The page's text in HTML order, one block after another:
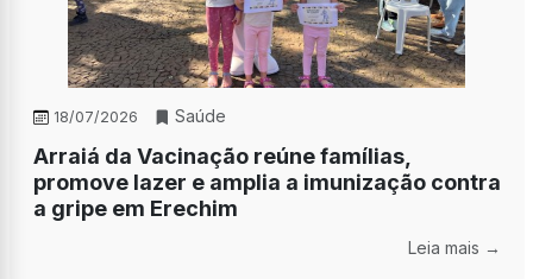
18/07/2026 Saúde
Arraiá da Vacinação reúne famílias,
promove lazer e amplia a imunização contra
a gripe em Erechim
Leia mais →